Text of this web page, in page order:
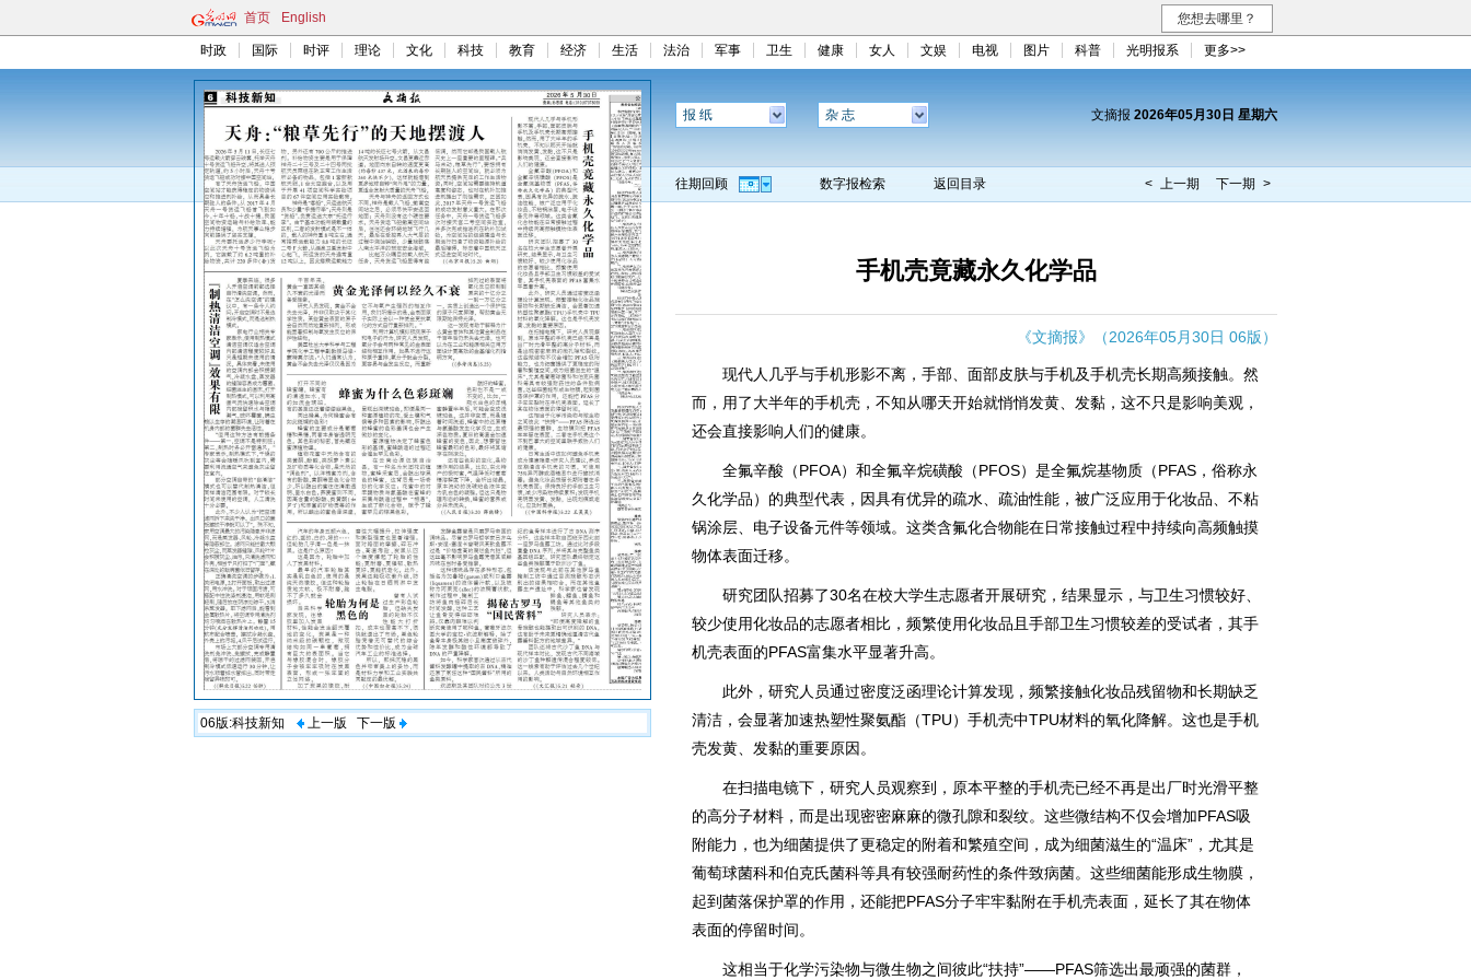
首页 English 您想去哪里？
时政 国际 时评 理论 文化 科技 教育 经济 生活 法治 军事 卫生 健康 女人 文娱 电视 图片 科普 光明报系 更多>>
06版:科技新知 上一版 下一版
报 纸 杂 志 文摘报 2026年05月30日 星期六
往期回顾 数字报检索 返回目录 < 上一期 下一期 >
手机壳竟藏永久化学品
《文摘报》（2026年05月30日 06版）
现代人几乎与手机形影不离，手部、面部皮肤与手机及手机壳长期高频接触。然
而，用了大半年的手机壳，不知从哪天开始就悄悄发黄、发黏，这不只是影响美观，
还会直接影响人们的健康。
全氟辛酸（PFOA）和全氟辛烷磺酸（PFOS）是全氟烷基物质（PFAS，俗称永
久化学品）的典型代表，因具有优异的疏水、疏油性能，被广泛应用于化妆品、不粘
锅涂层、电子设备元件等领域。这类含氟化合物能在日常接触过程中持续向高频触摸
物体表面迁移。
研究团队招募了30名在校大学生志愿者开展研究，结果显示，与卫生习惯较好、
较少使用化妆品的志愿者相比，频繁使用化妆品且手部卫生习惯较差的受试者，其手
机壳表面的PFAS富集水平显著升高。
此外，研究人员通过密度泛函理论计算发现，频繁接触化妆品残留物和长期缺乏
清洁，会显著加速热塑性聚氨酯（TPU）手机壳中TPU材料的氧化降解。这也是手机
壳发黄、发黏的重要原因。
在扫描电镜下，研究人员观察到，原本平整的手机壳已经不再是出厂时光滑平整
的高分子材料，而是出现密密麻麻的微孔隙和裂纹。这些微结构不仅会增加PFAS吸
附能力，也为细菌提供了更稳定的附着和繁殖空间，成为细菌滋生的“温床”，尤其是
葡萄球菌科和伯克氏菌科等具有较强耐药性的条件致病菌。这些细菌能形成生物膜，
起到菌落保护罩的作用，还能把PFAS分子牢牢黏附在手机壳表面，延长了其在物体
表面的停留时间。
这相当于化学污染物与微生物之间彼此“扶持”——PFAS筛选出最顽强的菌群，